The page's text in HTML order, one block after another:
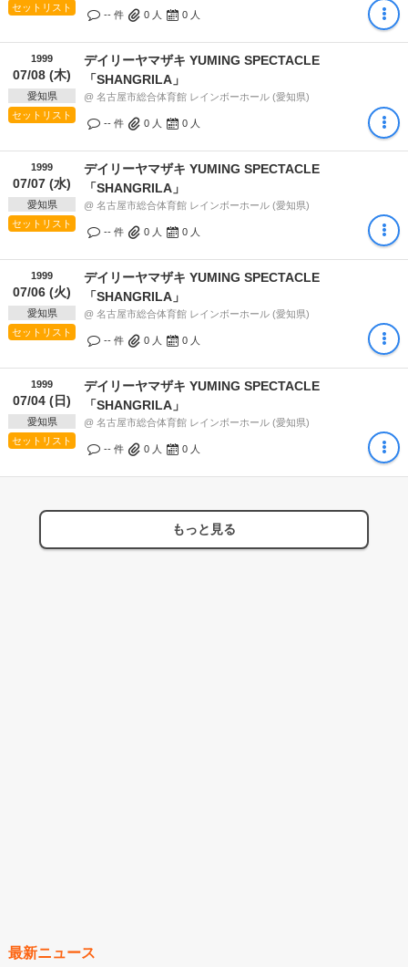
セットリスト
-- 件 0 人 0 人
1999
07/08 (木)
愛知県
セットリスト
デイリーヤマザキ YUMING SPECTACLE
「SHANGRILA」
@ 名古屋市総合体育館 レインボーホール (愛知県)
-- 件 0 人 0 人
1999
07/07 (水)
愛知県
セットリスト
デイリーヤマザキ YUMING SPECTACLE
「SHANGRILA」
@ 名古屋市総合体育館 レインボーホール (愛知県)
-- 件 0 人 0 人
1999
07/06 (火)
愛知県
セットリスト
デイリーヤマザキ YUMING SPECTACLE
「SHANGRILA」
@ 名古屋市総合体育館 レインボーホール (愛知県)
-- 件 0 人 0 人
1999
07/04 (日)
愛知県
セットリスト
デイリーヤマザキ YUMING SPECTACLE
「SHANGRILA」
@ 名古屋市総合体育館 レインボーホール (愛知県)
-- 件 0 人 0 人
もっと見る
最新ニュース